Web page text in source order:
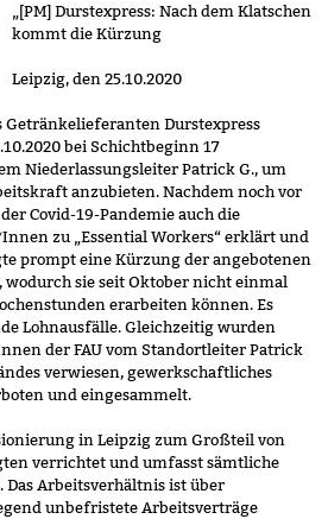
„[PM] Durstexpress: Nach dem Klatschen
kommt die Kürzung
Leipzig, den 25.10.2020
Getränkelieferanten Durstexpress
bei Schichtbeginn 17
Niederlassungsleiter Patrick G., um
anzubieten. Nachdem noch vor
Covid-19-Pandemie auch die
zu „Essential Workers“ erklärt und
prompt eine Kürzung der angebotenen
wodurch sie seit Oktober nicht einmal
erarbeiten können. Es
Lohnausfälle. Gleichzeitig wurden
der FAU vom Standortleiter Patrick
verwiesen, gewerkschaftliches
und eingesammelt.
in Leipzig zum Großteil von
verrichtet und umfasst sämtliche
Arbeitsverhältnis ist über
unbefristete Arbeitsverträge